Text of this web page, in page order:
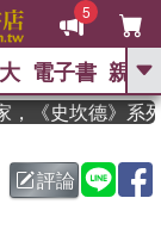
5
GO
父親節 、 如果歷
推薦 、 國際布克
電子書 親子
《史坎德》系列
評論